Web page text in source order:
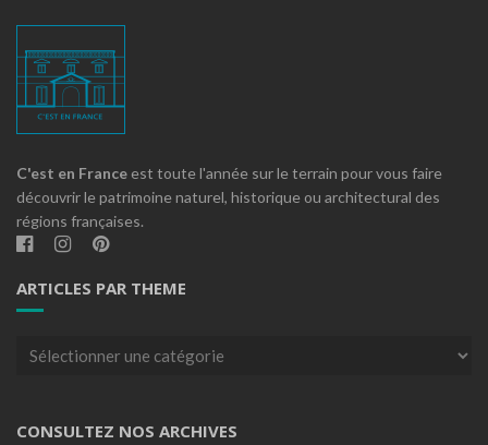
C'est en France est toute l'année sur le terrain pour vous faire
découvrir le patrimoine naturel, historique ou architectural des
régions françaises.
ARTICLES PAR THEME
Articles
CONSULTEZ NOS ARCHIVES